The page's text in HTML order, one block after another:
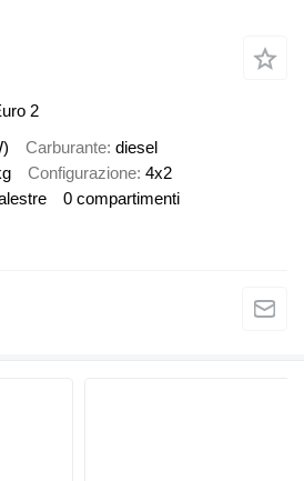
2
Carburante diesel
Configurazione 4x2
0 compartimenti